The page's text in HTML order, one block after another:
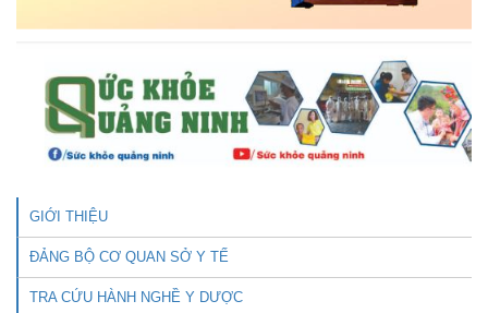
GIỚI THIỆU
ĐẢNG BỘ CƠ QUAN SỞ Y TẾ
TRA CỨU HÀNH NGHỀ Y DƯỢC